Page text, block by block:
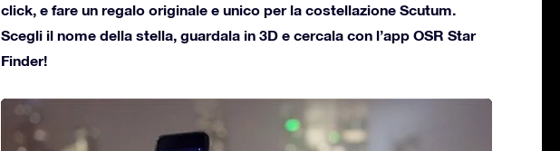
click, e fare un regalo originale e unico per la costellazione Scutum.
Scegli il nome della stella, guardala in 3D e cercala con l’app OSR Star
Finder!